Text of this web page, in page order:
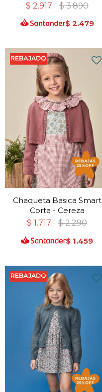
$ 2.917 $ 3.890
$ 2.479
Chaqueta Basica Smart
Corta - Cereza
$ 1.717 $ 2.290
$ 1.459